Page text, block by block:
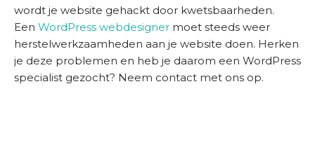
wordt je website gehackt door kwetsbaarheden.
Een WordPress webdesigner moet steeds weer
herstelwerkzaamheden aan je website doen. Herken
je deze problemen en heb je daarom een WordPress
specialist gezocht? Neem contact met ons op.